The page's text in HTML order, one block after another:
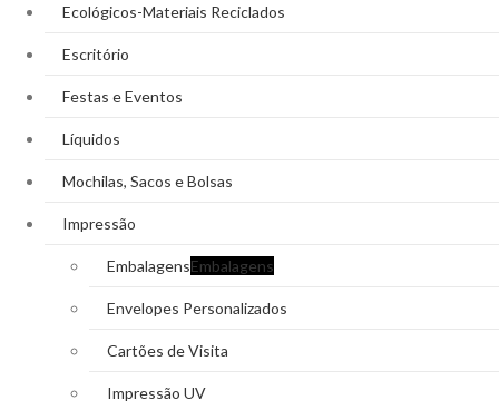
Ecológicos-Materiais Reciclados
Escritório
Festas e Eventos
Líquidos
Mochilas, Sacos e Bolsas
Impressão
EmbalagensEmbalagens
Envelopes Personalizados
Cartões de Visita
Impressão UV